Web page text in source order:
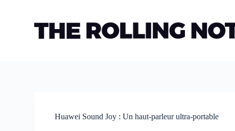
Huawei Sound Joy : Un haut-parleur ultra-portable